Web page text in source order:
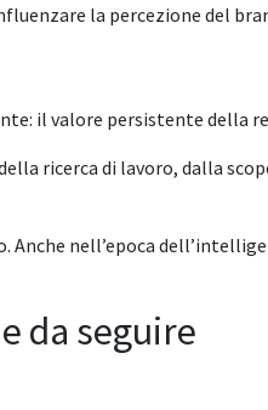
la percezione del
il valore persistente della
ricerca di lavoro, dalla
nell’epoca
da seguire